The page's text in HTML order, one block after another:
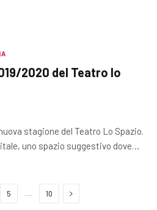
2020 del Teatro lo
stagione del Teatro Lo Spazio.
uno spazio suggestivo dove…
5 10 Next